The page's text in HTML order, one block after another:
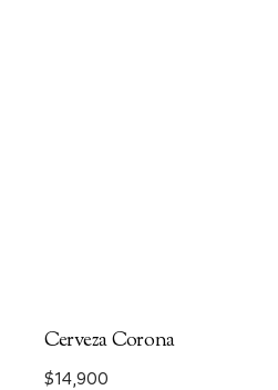
Cerveza Corona
$14,900